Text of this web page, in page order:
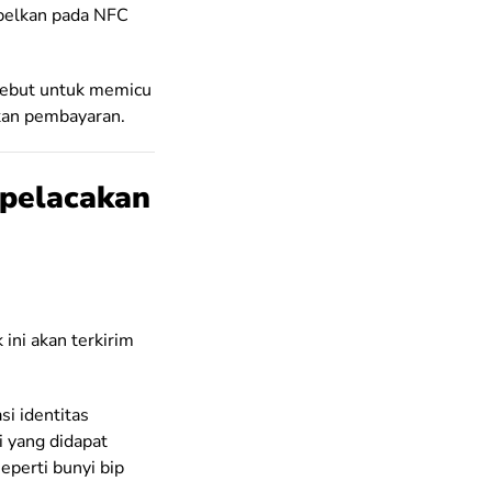
pada NFC
untuk memicu
pembayaran.
ini akan terkirim
identitas
yang didapat
bunyi bip